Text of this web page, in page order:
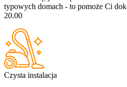
typowych domach - to pomoże Ci
20.00
Czysta instalacja